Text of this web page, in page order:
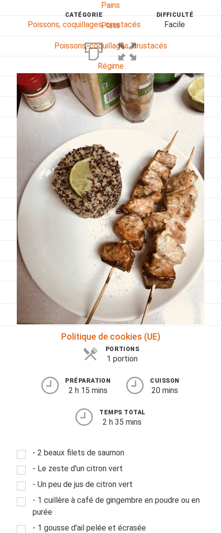
Pains
Plats
Poissons, coquillages, crustacés
Régime
Sans gluten
Sans lactose
Sans sel
Sauces et accompagnements
Végétarien
Viandes
Pratique
Mesures conversions
Lexique des différents termes de cuisine
Service du vin
Contact
Mes livres
Politique de cookies (UE)
CATÉGORIE
Poissons, coquillages, crustacés
DIFFICULTÉ
Facile
PORTIONS
1 portion
PRÉPARATION
2 h 15 mins
CUISSON
20 mins
TEMPS TOTAL
2 h 35 mins
- 2 beaux filets de saumon
- Le zeste d'un citron vert
- Un peu de jus de citron vert
- 1 cuillère à café de gingembre en poudre ou en
purée
- 1 gousse d'ail pelée et écrasée